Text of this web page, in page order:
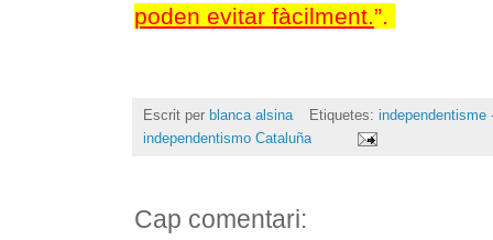
poden evitar fàcilment.”.
Escrit per blanca alsina Etiquetes: independentisme
independentismo Cataluña
Cap comentari: